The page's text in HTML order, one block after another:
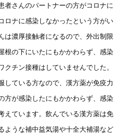
者さんのパートナーの方がコロナに
ロナに感染しなかったという方がい
は濃厚接触者になるので、外出制限
根の下にいたにもかかわらず、感染
クチン接種はしていませんでした。
している方なので、漢方薬が免疫力
方が感染したにもかかわらず、感染
えています。飲んでいる漢方薬は免
ような補中益気湯や十全大補湯など